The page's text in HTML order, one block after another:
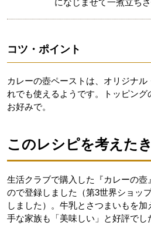
になじませて一煮立ちさ
コツ・ポイント
カレーの壺ペーストは、オリジナ
れでも使えるようです。トッピン
お好みで。
このレシピを考えた
生活クラブで購入した『カレーの
ので登録しました（第3世界ショッ
しました）。牛乳とさつまいもを
手な家族も「美味しい」と好評でし